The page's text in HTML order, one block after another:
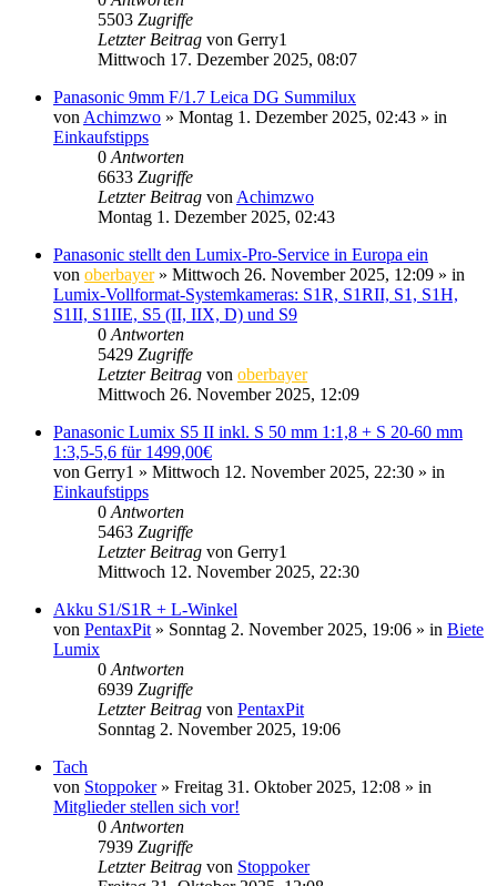
5503 Zugriffe
Letzter Beitrag von Gerry1
Mittwoch 17. Dezember 2025, 08:07
Panasonic 9mm F/1.7 Leica DG Summilux
von Achimzwo » Montag 1. Dezember 2025, 02:43 » in
Einkaufstipps
0 Antworten
6633 Zugriffe
Letzter Beitrag von Achimzwo
Montag 1. Dezember 2025, 02:43
Panasonic stellt den Lumix-Pro-Service in Europa ein
von oberbayer» Mittwoch 26. November 2025, 12:09 » in
Lumix-Vollformat-Systemkameras: S1R, S1RII, S1, S1H,
S1II, S1IIE, S5 (II, IIX, D) und S9
0 Antworten
5429 Zugriffe
Letzter Beitrag von oberbayer
Mittwoch 26. November 2025, 12:09
Panasonic Lumix S5 II inkl. S 50 mm 1:1,8 + S 20-60 mm
1:3,5-5,6 für 1499,00€
von Gerry1 » Mittwoch 12. November 2025, 22:30 » in
Einkaufstipps
0 Antworten
5463 Zugriffe
Letzter Beitrag von Gerry1
Mittwoch 12. November 2025, 22:30
Akku S1/S1R + L-Winkel
von PentaxPit » Sonntag 2. November 2025, 19:06 » in Biete
Lumix
0 Antworten
6939 Zugriffe
Letzter Beitrag von PentaxPit
Sonntag 2. November 2025, 19:06
Tach
von Stoppoker» Freitag 31. Oktober 2025, 12:08 » in
Mitglieder stellen sich vor!
0 Antworten
7939 Zugriffe
Letzter Beitrag von Stoppoker